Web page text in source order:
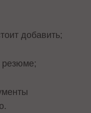
добавить;
резюме;